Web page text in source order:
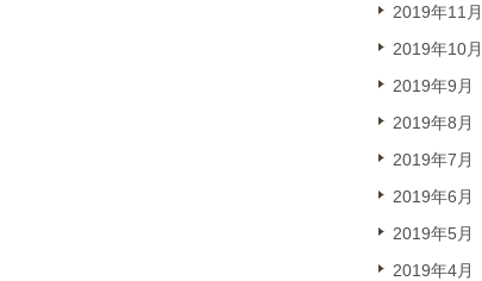
2019年11月
2019年10月
2019年9月
2019年8月
2019年7月
2019年6月
2019年5月
2019年4月